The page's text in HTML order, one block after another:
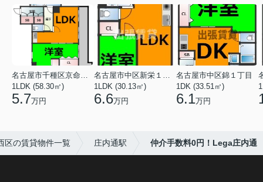
1LDK (58.30㎡)
5.7万円
1LDK (30.13㎡)
6.6万円
名古屋市中区錦１丁目
1DK (33.51㎡)
6.1万円
区の賃貸物件一覧 庄内通駅 仲介手数料0円！Lega庄内通